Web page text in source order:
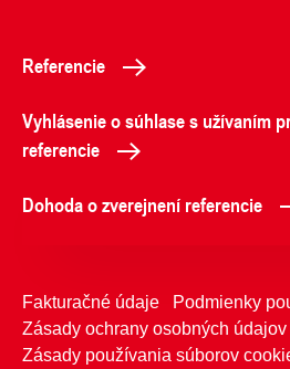
Referencie
Vyhlásenie o súhlase s užívaním
referencie
Dohoda o zverejnení referencie
Fakturačné údaje
Podmienky
Zásady ochrany osobných údajov
Zásady používania súborov